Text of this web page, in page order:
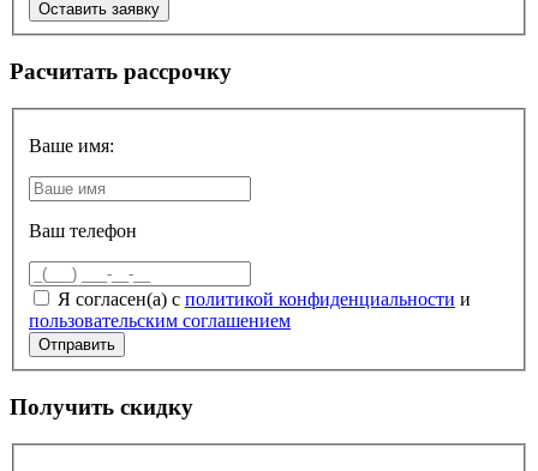
Расчитать рассрочку
Ваше имя:
Ваш телефон
Я согласен(а) с политикой конфиденциальности и
пользовательским соглашением
Получить скидку